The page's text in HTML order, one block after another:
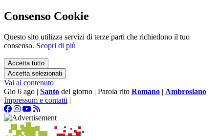
Consenso Cookie
Questo sito utilizza servizi di terze parti che richiedono il tuo
consenso. Scopri di più
Accetta tutto
Accetta selezionati
Vai al contenuto
Gio 6 ago | Santo del giorno | Parola rito Romano | Ambrosiano
Impressum e contatti |